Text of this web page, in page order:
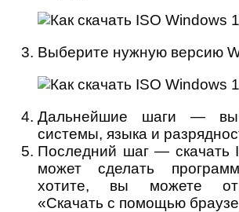
Выберите нужную версию
Дальнейшие шаги —
системы, языка и
Последний шаг — скачать
может сделать
хотите, вы можете
«Скачать с помощью